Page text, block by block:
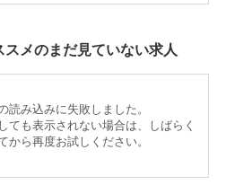
スメのまだ見ていない求人
読み込みに失敗しました。
ても表示されない場合は、しばらく
から再度お試しください。